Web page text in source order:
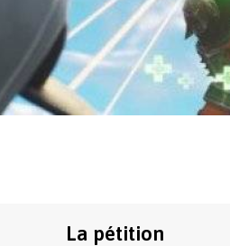
La pétition